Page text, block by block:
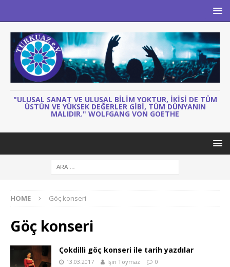
"ULUSAL SANAT VE ULUSAL BILIM YOKTUR, IKISI DE TÜM
ÜSTÜN VE YÜKSEK DEĞERLER GIBI, TÜM DÜNYANIN
MALIDIR." WOLFGANG VON GOETHE
HOME Göç konseri
Göç konseri
Çokdilli göç konseri ile tarih yazdılar
13.03.2017 Işın Toymaz 0